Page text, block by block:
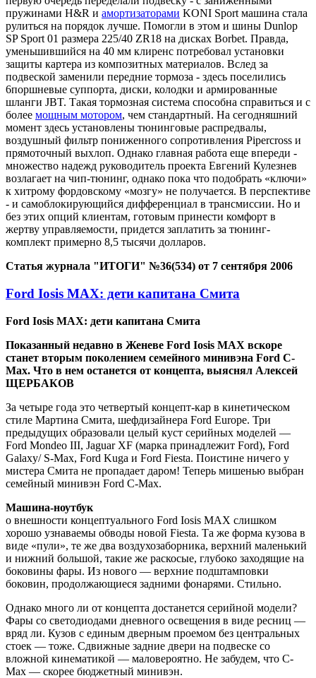
пружинами H&R и амортизаторами KONI Sport машина стала
рулиться на порядок лучше. Помогли в этом и шины Dunlop
SP Sport 01 размера 225/40 ZR18 на дисках Borbet. Правда,
уменьшившийся на 40 мм клиренс потребовал установки
защиты картера из композитных материалов. Вслед за
подвеской заменили передние тормоза - здесь поселились
6поршневые суппорта, диски, колодки и армированные
шланги JBT. Такая тормозная система способна справиться и с
более мощным мотором, чем стандартный. На сегодняшний
момент здесь установлены тюнинговые распредвалы,
воздушный фильтр пониженного сопротивления Pipercross и
прямоточный выхлоп. Однако главная работа еще впереди -
множество надежд руководитель проекта Евгений Кулезнев
возлагает на чип-тюнинг, однако пока что подобрать «ключи»
к хитрому фордовскому «мозгу» не получается. В перспективе
- и самоблокирующийся дифференциал в трансмиссии. Но и
без этих опций клиентам, готовым принести комфорт в
жертву управляемости, придется заплатить за тюнинг-
комплект примерно 8,5 тысячи долларов.
Статья журнала "ИТОГИ" №36(534) от 7 сентября 2006
Ford Iosis MAX: дети капитана Смита
Ford Iosis MAX: дети капитана Смита
Показанный недавно в Женеве Ford Iosis MAX вскоре
станет вторым поколением семейного минивэна Ford C-
Max. Что в нем останется от концепта, выяснял Алексей
ЩЕРБАКОВ
За четыре года это четвертый концепт-кар в кинетическом
стиле Мартина Смита, шефдизайнера Ford Europe. Три
предыдущих образовали целый куст серийных моделей —
Ford Mondeo III, Jaguar XF (марка принадлежит Ford), Ford
Galaxy/ S-Max, Ford Kuga и Ford Fiesta. Поистине ничего у
мистера Смита не пропадает даром! Теперь мишенью выбран
семейный минивэн Ford C-Max.
Машина-ноутбук
о внешности концептуального Ford Iosis MAX слишком
хорошо узнаваемы обводы новой Fiesta. Та же форма кузова в
виде «пули», те же два воздухозаборника, верхний маленький
и нижний большой, такие же раскосые, глубоко заходящие на
боковины фары. Из нового — верхние подштамповки
боковин, продолжающиеся задними фонарями. Стильно.
Однако много ли от концепта достанется серийной модели?
Фары со светодиодами дневного освещения в виде ресниц —
вряд ли. Кузов с единым дверным проемом без центральных
стоек — тоже. Сдвижные задние двери на подвеске со
вложной кинематикой — маловероятно. Не забудем, что C-
Max — скорее бюджетный минивэн.